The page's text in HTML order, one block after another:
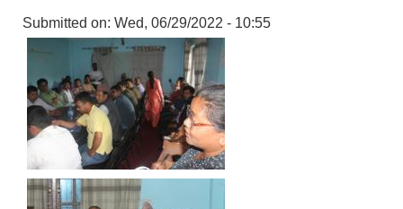
Submitted on: Wed, 06/29/2022 - 10:55